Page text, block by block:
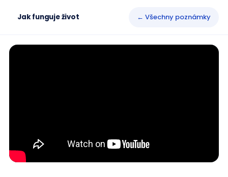
Jak funguje život ← Všechny poznámky